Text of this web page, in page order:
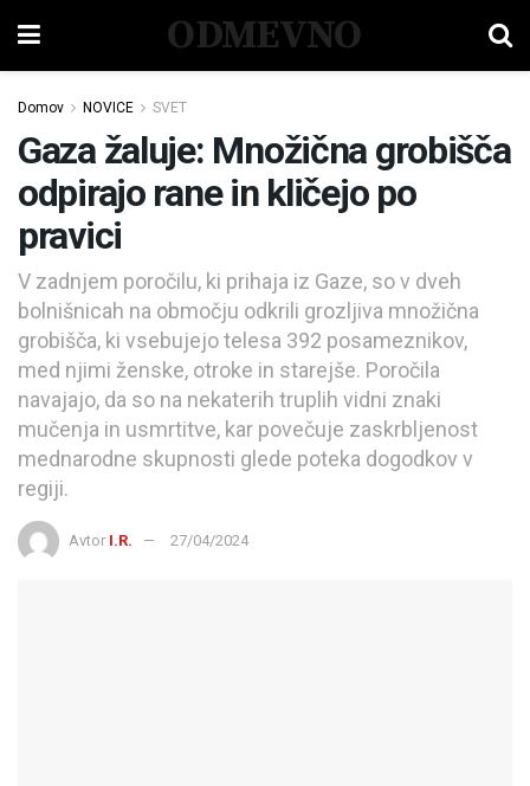
ODMEVNO
Domov NOVICE SVET
Gaza žaluje: Množična grobišča
odpirajo rane in kličejo po
pravici
V zadnjem poročilu, ki prihaja iz Gaze, so v dveh
bolnišnicah na območju odkrili grozljiva množična
grobišča, ki vsebujejo telesa 392 posameznikov,
med njimi ženske, otroke in starejše. Poročila
navajajo, da so na nekaterih truplih vidni znaki
mučenja in usmrtitve, kar povečuje zaskrbljenost
mednarodne skupnosti glede poteka dogodkov v
regiji.
Avtor I.R. 27/04/2024